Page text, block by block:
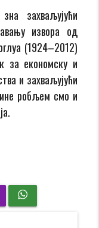
захваљујући
извора од
(1924–2012)
за економску и
и захваљујући
робљем смо и